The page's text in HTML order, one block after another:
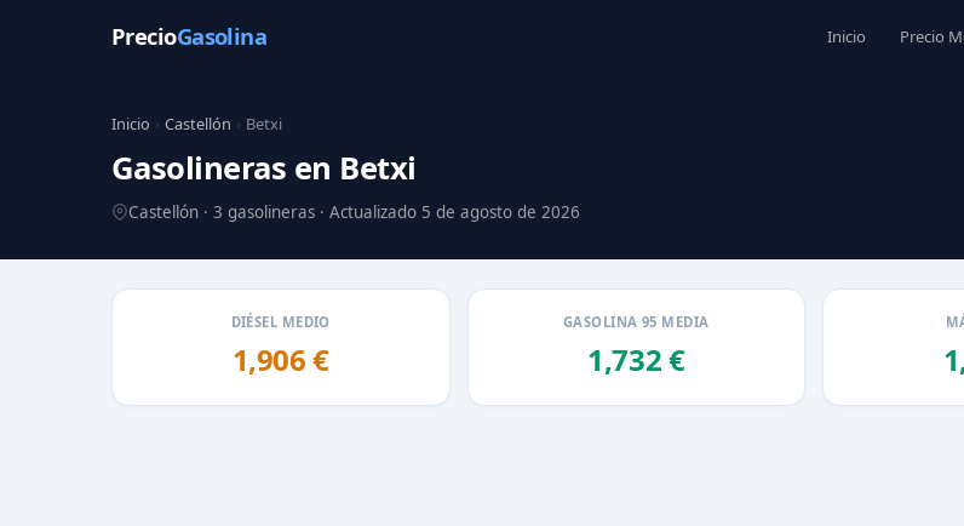
PrecioGasolina Inicio Precio
Inicio › Castellón › Betxi
Gasolineras en Betxi
Castellón · 3 gasolineras · Actualizado 5 de agosto de 2026
DIÉSEL MEDIO
1,906 €
GASOLINA 95 MEDIA
1,732 €